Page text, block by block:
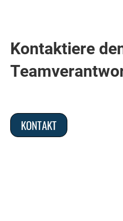
Kontaktiere
KONTAKT